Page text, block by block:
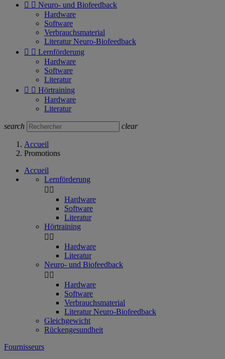
  Neuro- und Biofeedback
Hardware
Software
Verbrauchsmaterial
Literatur Neuro-Biofeedback
  Lernförderung
Hardware
Software
Literatur
  Hörtraining
Hardware
Literatur
search clear
Accueil
Promotions
Accueil
Lernförderung
 
Hardware
Software
Literatur
Hörtraining
 
Hardware
Literatur
Neuro- und Biofeedback
 
Hardware
Software
Verbrauchsmaterial
Literatur Neuro-Biofeedback
Gleichgewicht
Rückengesundheit
Fournisseurs